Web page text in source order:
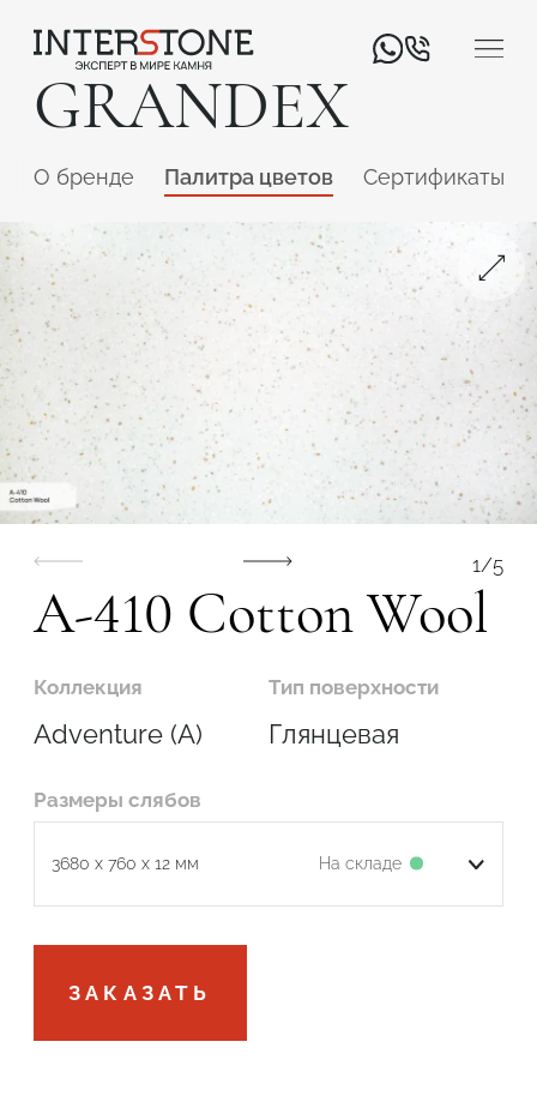
GRANDEX
O бренде Палитра цветов Сертификаты
1/5
A-410 Cotton Wool
Коллекция
Adventure (A)
Тип поверхности
Глянцевая
Размеры слябов
3680 x 760 x 12 мм На складе
ЗАКАЗАТЬ
Ваша сфера деятельности
Обработчик Дизайнер
Подтвердите, что вы не робот
Подтвердите, что вы не робот